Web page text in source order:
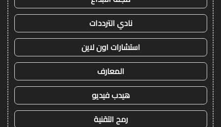
نادي الترددات
استشارات اون لاين
المعارف
هيدب فيديو
رمح التقنية